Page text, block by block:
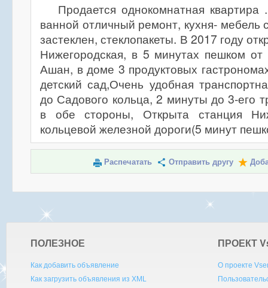
Продается однокомнатная квартира
ванной отличный ремонт, кухня- мебель
застеклен, стеклопакеты. В 2017 году
Нижегородская, в 5 минутах пешком
Ашан, в доме 3 продуктовых
детский сад,Очень удобная
до Садового кольца, 2 минуты до 3-его
в обе стороны, Открыта станция
кольцевой железной дороги(5 минут
Распечатать Отправить другу
ПОЛЕЗНОЕ
Как добавить объявление
Как загрузить объявления из XML
ПРОЕКТ V
О проекте